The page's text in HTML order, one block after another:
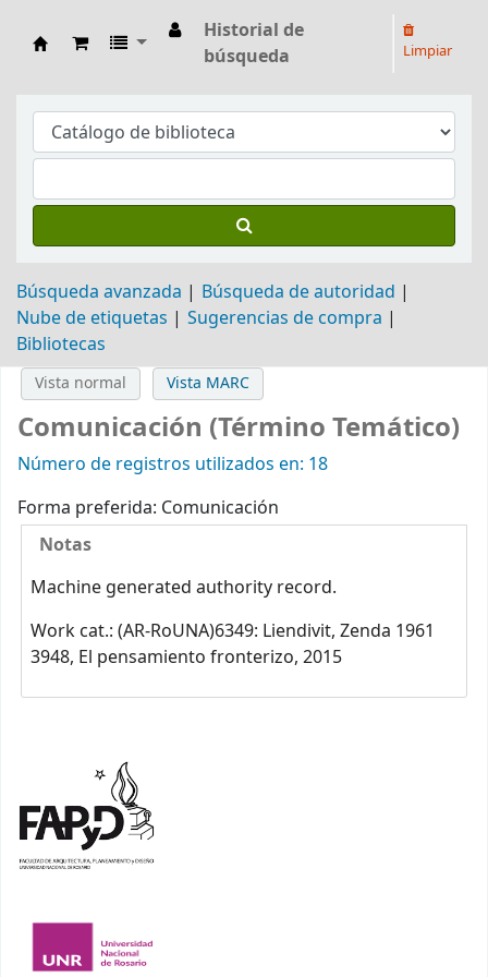
Biblioteca Arq. Hilarión H. Larguía
Historial de
búsqueda
Limpiar
Búsqueda avanzada
Búsqueda de autoridad
Nube de etiquetas
Sugerencias de compra
Bibliotecas
Vista normal Vista MARC
Comunicación (Término Temático)
Número de registros utilizados en: 18
Forma preferida: Comunicación
Notas
Machine generated authority record.
Work cat.: (AR-RoUNA)6349: Liendivit, Zenda 1961
3948, El pensamiento fronterizo, 2015